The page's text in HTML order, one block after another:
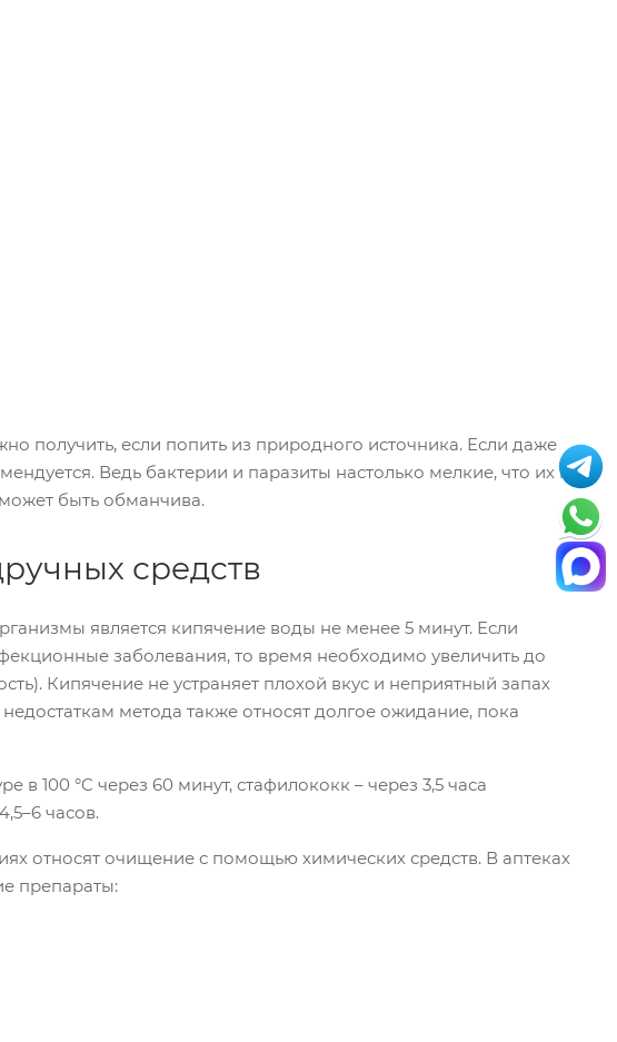
получить, если попить из природного источника. Если даже
Ведь бактерии и паразиты настолько мелкие, что их не
быть обманчива.
средств
является кипячение воды не менее 5 минут. Если
заболевания, то время необходимо увеличить до
Кипячение не устраняет плохой вкус и неприятный запах
метода также относят долгое ожидание, пока
100 °C через 60 минут, стафилококк – через 3,5 часа
часов.
относят очищение с помощью химических средств. В аптеках
препараты: